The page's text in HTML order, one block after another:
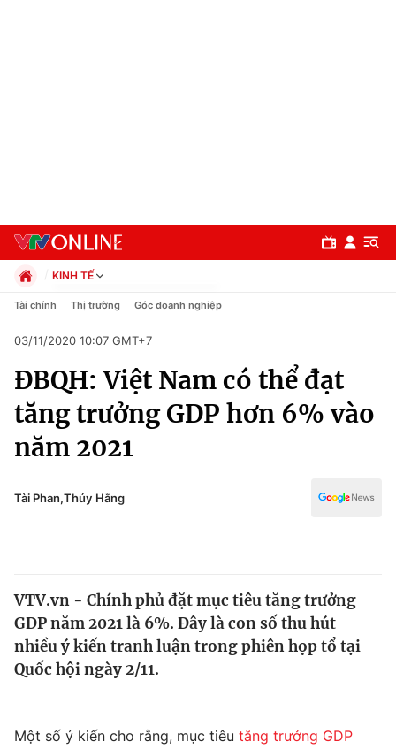
Chuyên mục
Chính trị
Xã hội
Pháp luật
Thế giới
Tin tức
Thế giới đó đây
Kinh tế
Thị trường
KINH TẾ
Chính trị
Pháp luật
Kinh tế
Thể thao
Truyền hình
Văn hóa - Giải trí
Công nghệ
Tài chính Thị trường Góc doanh nghiệp
03/11/2020 10:07 GMT+7
ĐBQH: Việt Nam có thể đạt
tăng trưởng GDP hơn 6% vào
năm 2021
Tài Phan,Thúy Hằng
VTV.vn - Chính phủ đặt mục tiêu tăng trưởng
GDP năm 2021 là 6%. Đây là con số thu hút
nhiều ý kiến tranh luận trong phiên họp tổ tại
Quốc hội ngày 2/11.
Một số ý kiến cho rằng, mục tiêu tăng trưởng GDP